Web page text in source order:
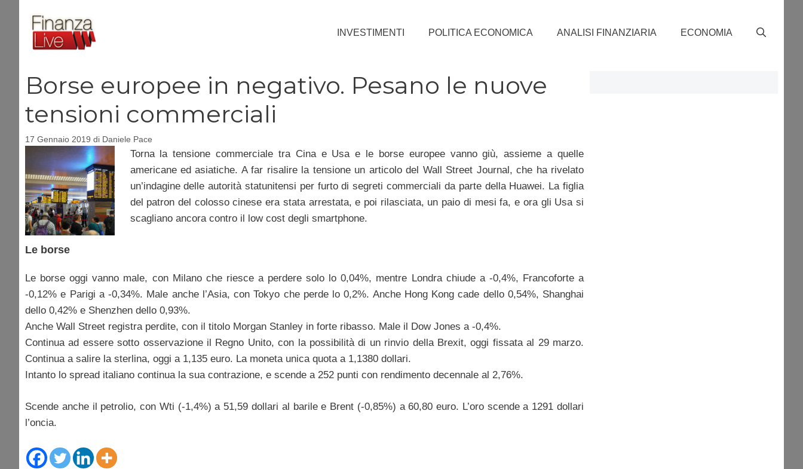
contenuto
INVESTIMENTI POLITICA ECONOMICA ANALISI FINANZIARIA ECONOMIA
Borse europee in negativo. Pesano le nuove
tensioni commerciali
17 Gennaio 2019 di Daniele Pace
Torna la tensione commerciale tra Cina e Usa e le borse europee vanno giù, assieme a quelle
americane ed asiatiche. A far risalire la tensione un articolo del Wall Street Journal, che ha rivelato
un’indagine delle autorità statunitensi per furto di segreti commerciali da parte della Huawei. La figlia
del patron del colosso cinese era stata arrestata, e poi rilasciata, un paio di mesi fa, e ora gli Usa si
scagliano ancora contro il low cost degli smartphone.
Le borse
Le borse oggi vanno male, con Milano che riesce a perdere solo lo 0,04%, mentre Londra chiude a -0,4%, Francoforte a
-0,12% e Parigi a -0,34%. Male anche l’Asia, con Tokyo che perde lo 0,2%. Anche Hong Kong cade dello 0,54%, Shanghai
dello 0,42% e Shenzhen dello 0,93%.
Anche Wall Street registra perdite, con il titolo Morgan Stanley in forte ribasso. Male il Dow Jones a -0,4%.
Continua ad essere sotto osservazione il Regno Unito, con la possibilità di un rinvio della Brexit, oggi fissata al 29 marzo.
Continua a salire la sterlina, oggi a 1,135 euro. La moneta unica quota a 1,1380 dollari.
Intanto lo spread italiano continua la sua contrazione, e scende a 252 punti con rendimento decennale al 2,76%.
Scende anche il petrolio, con Wti (-1,4%) a 51,59 dollari al barile e Brent (-0,85%) a 60,80 euro. L’oro scende a 1291 dollari
l’oncia.